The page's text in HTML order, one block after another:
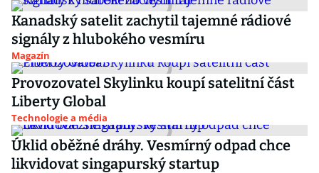
Kanadský satelit zachytil tajemné rádiové
signály z hlubokého vesmíru
Magazín
Provozovatel Skylinku koupí satelitní část
Liberty Global
Technologie a média
Úklid oběžné dráhy. Vesmírný odpad chce
likvidovat singapurský startup